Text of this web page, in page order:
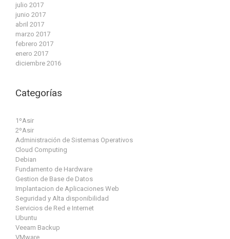
julio 2017
junio 2017
abril 2017
marzo 2017
febrero 2017
enero 2017
diciembre 2016
Categorías
1ºAsir
2ºAsir
Administración de Sistemas Operativos
Cloud Computing
Debian
Fundamento de Hardware
Gestion de Base de Datos
Implantacion de Aplicaciones Web
Seguridad y Alta disponibilidad
Servicios de Red e Internet
Ubuntu
Veeam Backup
VMware